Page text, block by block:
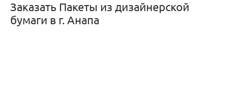
Заказать Пакеты из дизайнерской
бумаги в г. Анапа